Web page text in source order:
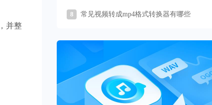
并整
8 常见视频转成mp4格式转换器有哪些